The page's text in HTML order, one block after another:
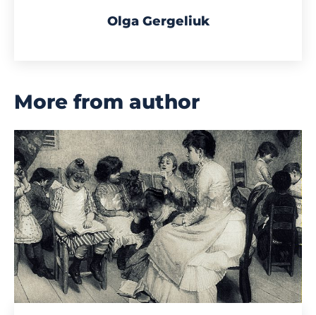
Olga Gergeliuk
More from author